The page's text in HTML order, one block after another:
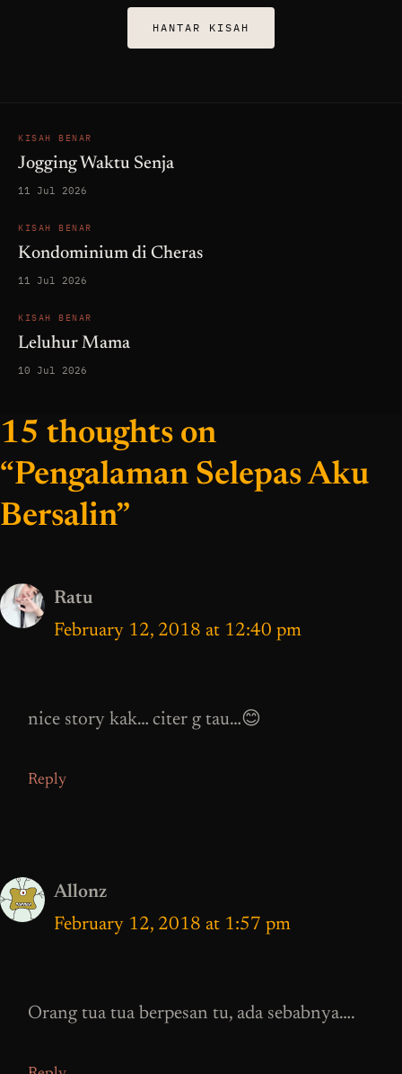
HANTAR KISAH
KISAH BENAR
Jogging Waktu Senja
11 Jul 2026
KISAH BENAR
Kondominium di Cheras
11 Jul 2026
KISAH BENAR
Leluhur Mama
10 Jul 2026
15 thoughts on
“Pengalaman Selepas Aku
Bersalin”
Ratu
February 12, 2018 at 12:40 pm
nice story kak… citer g tau…😊
Reply
Allonz
February 12, 2018 at 1:57 pm
Orang tua tua berpesan tu, ada sebabnya….